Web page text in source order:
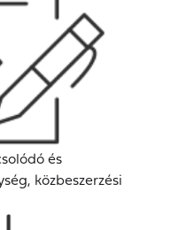
és
közbeszerzési